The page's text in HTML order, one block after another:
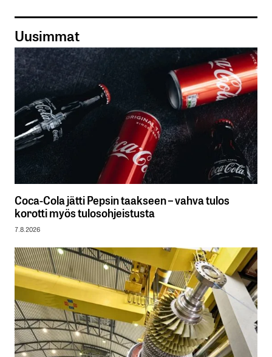
Uusimmat
Coca-Cola jätti Pepsin taakseen – vahva tulos
korotti myös tulosohjeistusta
7.8.2026